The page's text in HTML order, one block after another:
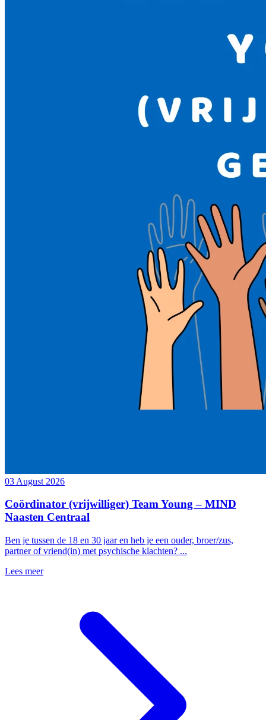
03 August 2026
Coördinator (vrijwilliger) Team Young – MIND
Naasten Centraal
Ben je tussen de 18 en 30 jaar en heb je een ouder, broer/zus,
partner of vriend(in) met psychische klachten? ...
Lees meer